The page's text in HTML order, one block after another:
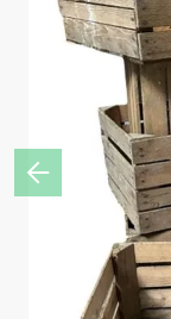
Previous